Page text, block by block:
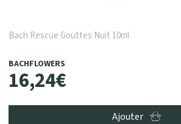
Bach Rescue Gouttes Nuit 10ml
BACHFLOWERS
16,24€
Ajouter